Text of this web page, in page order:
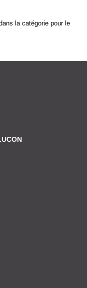
la catégorie pour le